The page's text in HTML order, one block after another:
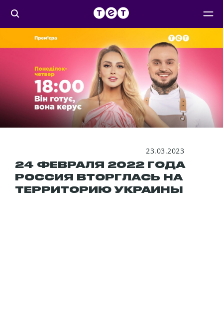
23.03.2023
24 ФЕВРАЛЯ 2022 ГОДА
РОССИЯ ВТОРГЛАСЬ НА
ТЕРРИТОРИЮ УКРАИНЫ